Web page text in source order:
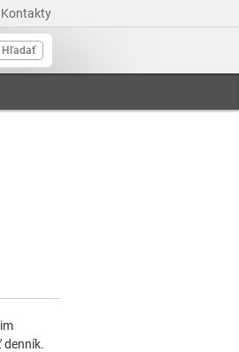
Kontakty
Hľadať
denník.